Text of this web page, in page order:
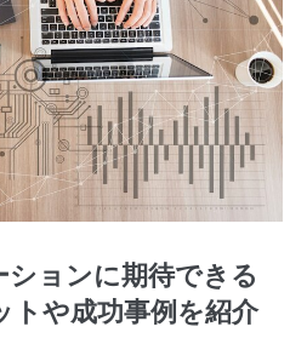
をお持ちの方
まサポート
インストア
ョンに期待できる
トや成功事例を紹介